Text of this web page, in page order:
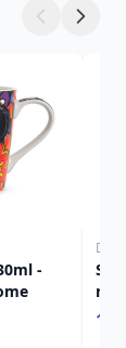
-
Set
ml